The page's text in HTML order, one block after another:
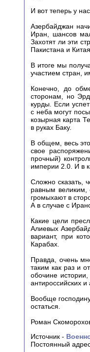
И вот теперь у
Азербайджан
Иран, шансов
Захотят ли эти
Пакистана и
В итоге мы
участием стран,
Конечно, до
сторонам, но
курды. Если
с неба могут
козырная карта
в руках Баку.
В общем, весь
свое
прочный)
империи 2.0. И в
Сложно сказать,
равным великим,
громыхают в
А в случае с
Какие цели
Алиевых
вариант, при
Карабах.
Правда, очень
таким как раз и
обочине
антироссийских
Вообще
остаться.
Роман
Источник -
Постоянный